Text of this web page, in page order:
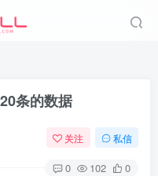
条的数据
关注 私信
0 102 0